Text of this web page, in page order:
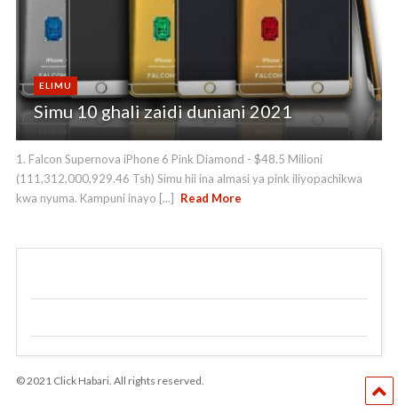
ELIMU
Simu 10 ghali zaidi duniani 2021
1. Falcon Supernova iPhone 6 Pink Diamond - $48.5 Milioni
(111,312,000,929.46 Tsh) Simu hii ina almasi ya pink iliyopachikwa
kwa nyuma. Kampuni inayo [...]
Read More
© 2021 Click Habari. All rights reserved.